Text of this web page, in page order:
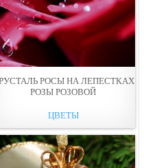
РОСЫ НА ЛЕПЕСТКАХ
РОЗЫ РОЗОВОЙ
ЦВЕТЫ